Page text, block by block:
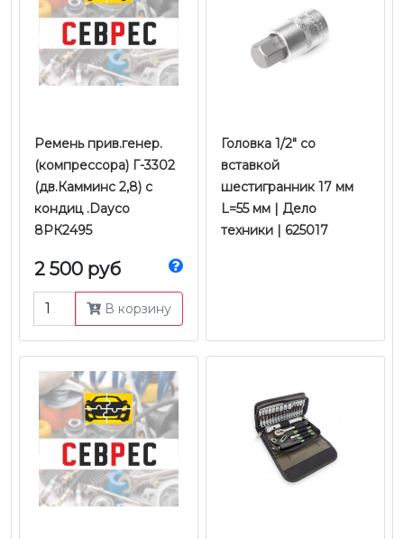
Ремень прив.генер.
(компрессора) Г-3302
(дв.Камминс 2,8) с
кондиц .Dayco
8РК2495
2 500 руб
В корзину
Головка 1/2" со
вставкой
шестигранник 17 мм
L=55 мм | Дело
техники | 625017